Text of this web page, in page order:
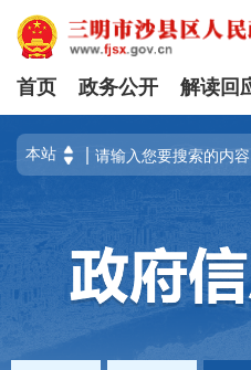
首页 政务公开 解读回